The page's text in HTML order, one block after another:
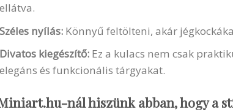
ellátva.
Széles nyílás: Könnyű feltölteni, akár
Divatos kiegészítő: Ez a kulacs nem csak
elegáns és funkcionális tárgyakat.
nál hiszünk abban, hogy a